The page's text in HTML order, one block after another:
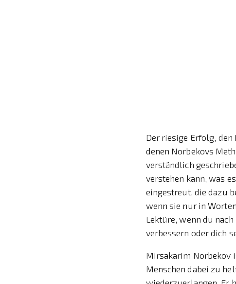
Der riesige Erfolg,
denen Norbekovs
verständlich
verstehen kann, was
eingestreut, die dazu
wenn sie nur in
Lektüre, wenn du
verbessern oder dich
Mirsakarim Norbekov
Menschen dabei zu